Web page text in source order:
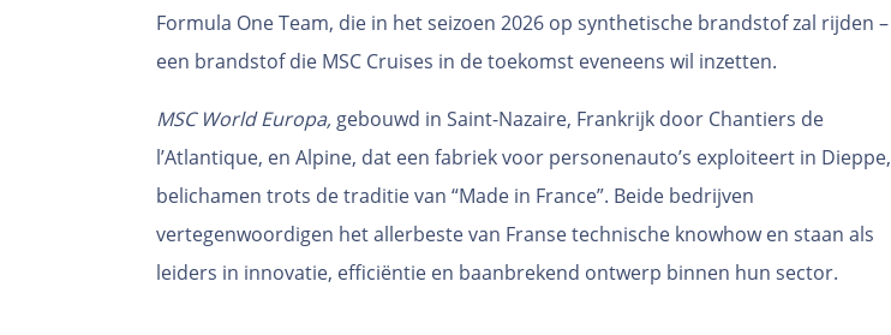
Formula One Team, die in het seizoen 2026 op synthetische brandstof zal rijden –
een brandstof die MSC Cruises in de toekomst eveneens wil inzetten.
MSC World Europa, gebouwd in Saint-Nazaire, Frankrijk door Chantiers de
l’Atlantique, en Alpine, dat een fabriek voor personenauto’s exploiteert in Dieppe,
belichamen trots de traditie van “Made in France”. Beide bedrijven
vertegenwoordigen het allerbeste van Franse technische knowhow en staan als
leiders in innovatie, efficiëntie en baanbrekend ontwerp binnen hun sector.